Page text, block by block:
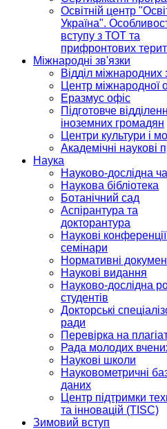
Освітній центр
Україна".
вступу з ТОТ та
прифронтових
Міжнародні зв'язки
Відділ міжнародних
Центр міжнародної
Еразмус офіс
Підготовче
іноземних громадян
Центри культури і
Академічні наукові
Наука
Науково-дослідна
Наукова бібліотека
Ботанічний сад
Аспірантура та
докторантура
Наукові
семінари
Нормативні
Наукові видання
Науково-дослідна
студентів
Докторські
ради
Перевірка на
Рада молодих
Наукові школи
Науковометричні
даних
Центр підтримки
та інновацій (TISC)
Зимовий вступ